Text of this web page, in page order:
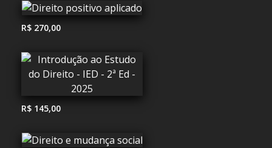
R$ 270,00
R$ 145,00